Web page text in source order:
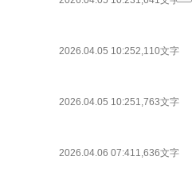
2026.04.05 10:252,110文字
2026.04.05 10:251,763文字
2026.04.06 07:411,636文字